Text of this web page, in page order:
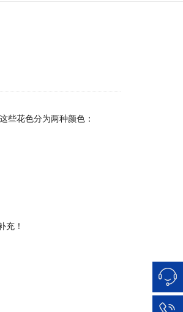
些花色分为两种颜色：
充！